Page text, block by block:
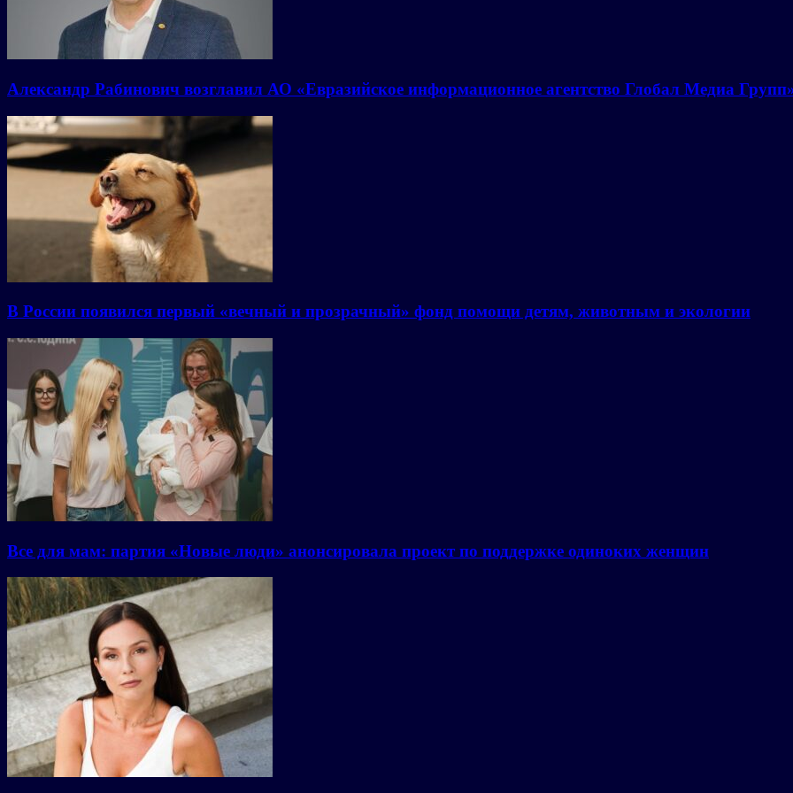
Александр Рабинович возглавил АО «Евразийское информационное агентство Глобал Медиа
В России появился первый «вечный и прозрачный» фонд помощи детям, животным и экологии
Все для мам: партия «Новые люди» анонсировала проект по поддержке одиноких женщин